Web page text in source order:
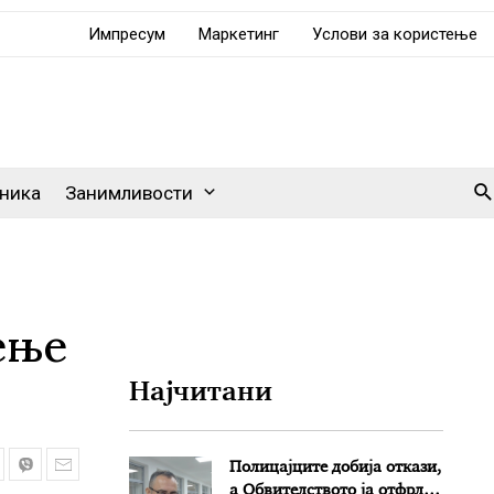
Импресум Маркетинг Услови за користење
Занимливости
Најчитани
Полицајците добија откази,
а Обвителството ја отфрли